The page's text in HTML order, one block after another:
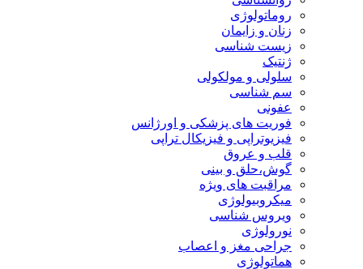
روماتولوژی
زنان و زایمان
زیست شناسی
ژنتیک
سلولی و مولکولی
سم شناسی
عفونی
فوریت های پزشکی و اورژانس
فیزیوتراپی و فیزیکال تراپی
قلب و عروق
گوش،حلق و بینی
مراقبت های ویژه
میکروبیولوژی
ویروس شناسی
نورولوژی
جراحی مغز و اعصاب
هماتولوژی